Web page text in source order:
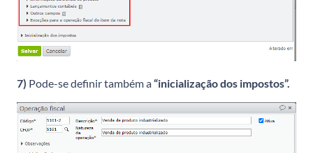
7) Pode-se definir também a“inicialização dos impostos”.